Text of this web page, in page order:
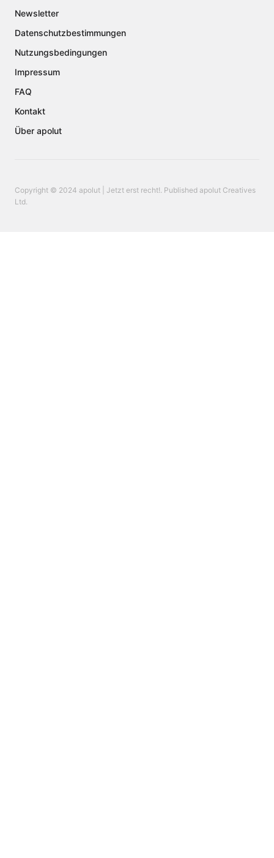
Newsletter
Datenschutzbestimmungen
Nutzungsbedingungen
Impressum
FAQ
Kontakt
Über apolut
Copyright © 2024 apolut | Jetzt erst recht!. Published apolut Creatives
Ltd.